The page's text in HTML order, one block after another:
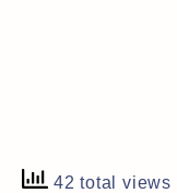
42 total views